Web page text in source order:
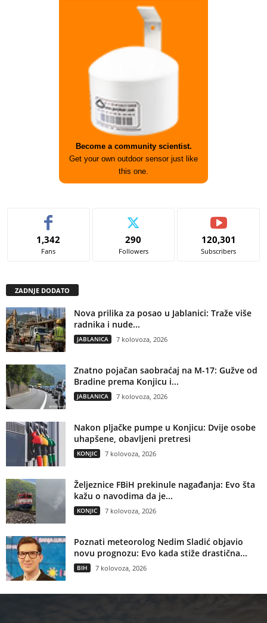
Become a community scientist.
Get your own outdoor sensor just like
this one.
1,342
Fans
290
Followers
120,301
Subscribers
ZADNJE DODATO
Nova prilika za posao u Jablanici: Traže više
radnika i nude...
JABLANICA 7 kolovoza, 2026
Znatno pojačan saobraćaj na M-17: Gužve od
Bradine prema Konjicu i...
JABLANICA 7 kolovoza, 2026
Nakon pljačke pumpe u Konjicu: Dvije osobe
uhapšene, obavljeni pretresi
KONJIC 7 kolovoza, 2026
Željeznice FBiH prekinule nagađanja: Evo šta
kažu o navodima da je...
KONJIC 7 kolovoza, 2026
Poznati meteorolog Nedim Sladić objavio
novu prognozu: Evo kada stiže drastična...
BIH 7 kolovoza, 2026